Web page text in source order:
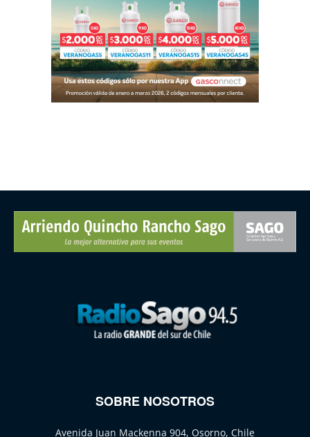
SOBRE NOSOTROS
Avenida Juan Mackenna 904, Osorno, Chile